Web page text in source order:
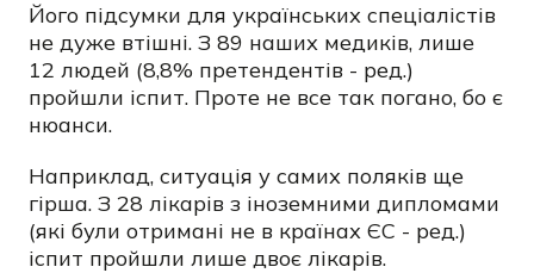
Його підсумки для українських спеціалістів
не дуже втішні. З 89 наших медиків, лише
12 людей (8,8% претендентів - ред.)
пройшли іспит. Проте не все так погано, бо є
нюанси.
Наприклад, ситуація у самих поляків ще
гірша. З 28 лікарів з іноземними дипломами
(які були отримані не в країнах ЄС - ред.)
іспит пройшли лише двоє лікарів.